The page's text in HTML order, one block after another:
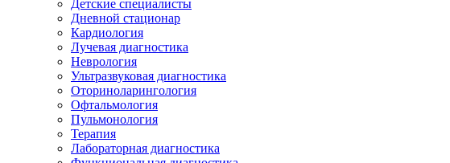
Детские специалисты
Дневной стационар
Кардиология
Лучевая диагностика
Неврология
Ультразвуковая диагностика
Оториноларингология
Офтальмология
Пульмонология
Терапия
Лабораторная диагностика